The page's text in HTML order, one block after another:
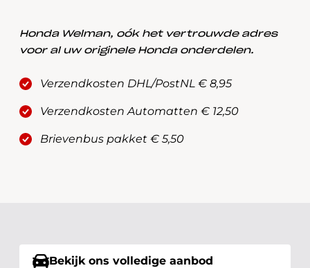
Honda Welman, oók het vertrouwde adres
voor al uw originele Honda onderdelen.
Verzendkosten DHL/PostNL € 8,95
Verzendkosten Automatten € 12,50
Brievenbus pakket € 5,50
Bekijk ons volledige aanbod